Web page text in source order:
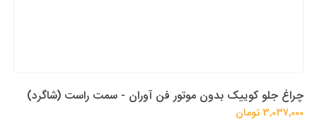
چراغ جلو کوییک بدون موتور فن آوران - سمت راست (شاگرد)
3,037,000 تومان